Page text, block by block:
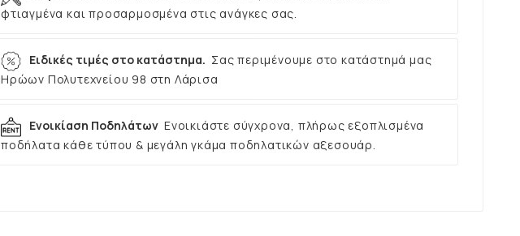
φτιαγμένα και προσαρμοσμένα στις ανάγκες σας.
Ειδικές τιμές στο κατάστημα. Σας περιμένουμε στο κατάστημά μας
Ηρώων Πολυτεχνείου 98 στη Λάρισα
Ενοικίαση Ποδηλάτων Ενοικιάστε σύγχρονα, πλήρως εξοπλισμένα
ποδήλατα κάθε τύπου & μεγάλη γκάμα ποδηλατικών αξεσουάρ.